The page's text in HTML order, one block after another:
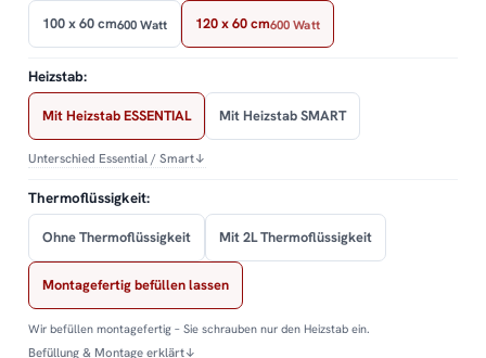
100 x 60 cm600 Watt 120 x 60 cm600 Watt
Heizstab:
Mit Heizstab ESSENTIAL Mit Heizstab SMART
Unterschied Essential / Smart↓
Thermoflüssigkeit:
Ohne Thermoflüssigkeit Mit 2L Thermoflüssigkeit
Montagefertig befüllen lassen
Wir befüllen montagefertig – Sie schrauben nur den Heizstab ein.
Befüllung & Montage erklärt↓